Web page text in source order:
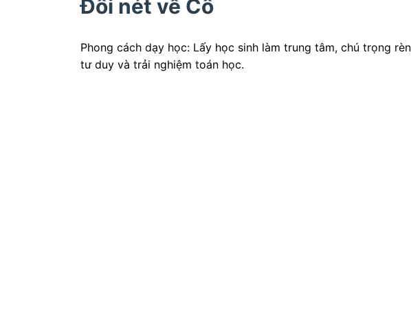
Đôi nét về Cô
Phong cách dạy học: Lấy học sinh làm trung tâm, chú trọng
tư duy và trải nghiệm toán học.